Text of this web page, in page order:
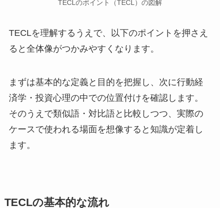
TECLのポイント（TECL）の図解
TECLを理解するうえで、以下のポイントを押さえ
ると全体像がつかみやすくなります。
まずは基本的な定義と目的を把握し、次に行動経
済学・投資心理の中での位置付けを確認します。
そのうえで類似語・対比語と比較しつつ、実際の
ケースで使われる場面を想像すると知識が定着し
ます。
TECLの基本的な流れ